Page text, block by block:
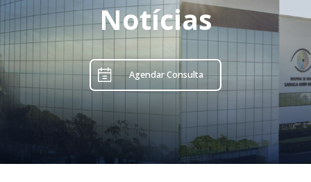
Notícias
Agendar Consulta